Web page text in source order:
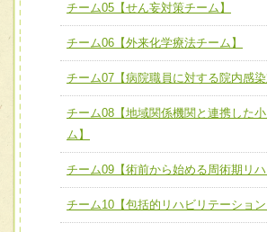
チーム05【せん妄対策チーム】
チーム06【外来化学療法チーム】
チーム07【病院職員に対する院
チーム08【地域関係機関と連携
チーム09【術前から始める周術
ム】
チーム10【包括的リハビリテー
チーム05【せん妄対策チーム】
チーム06【外来化学療法チーム】
チーム07【病院職員に対する院内感染
チーム08【地域関係機関と連携した
ム】
チーム09【術前から始める周術期リ
チーム10【包括的リハビリテーショ